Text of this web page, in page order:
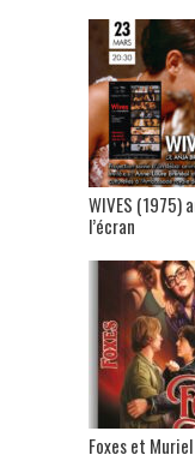
WIVES (1975)
l’écran
Foxes et